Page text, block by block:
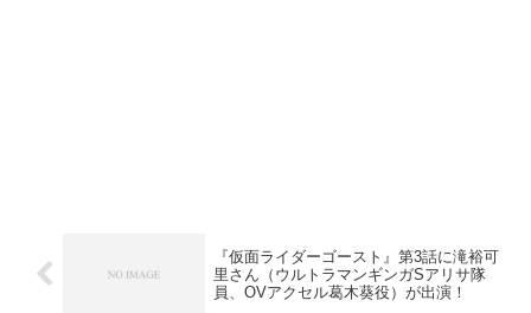
『仮面ライダーゴースト』第3話に滝裕可
里さん（ウルトラマンギンガSアリサ隊
員、OVアクセル葛木葵役）が出演！